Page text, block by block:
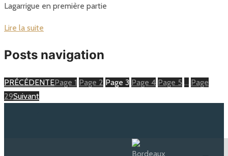
Lagarrigue en première partie
Lire la suite
Posts navigation
PRÉCÉDENTEPage 1 Page 2 Page 3 Page 4 Page 5 … Page
29Suivant